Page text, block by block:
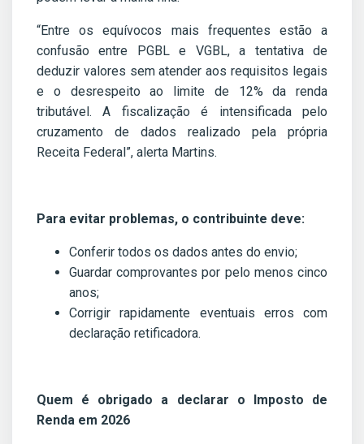
“Entre os equívocos mais frequentes estão a
confusão entre PGBL e VGBL, a tentativa de
deduzir valores sem atender aos requisitos legais
e o desrespeito ao limite de 12% da renda
tributável. A fiscalização é intensificada pelo
cruzamento de dados realizado pela própria
Receita Federal”, alerta Martins.
Para evitar problemas, o contribuinte deve:
Conferir todos os dados antes do envio;
Guardar comprovantes por pelo menos cinco
anos;
Corrigir rapidamente eventuais erros com
declaração retificadora.
Quem é obrigado a declarar o Imposto de
Renda em 2026